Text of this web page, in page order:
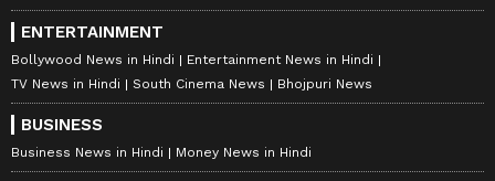
ENTERTAINMENT
Bollywood News in Hindi
Entertainment News in Hindi
TV News in Hindi
South Cinema News Bhojpuri News
BUSINESS
Business News in Hindi Money News in Hindi